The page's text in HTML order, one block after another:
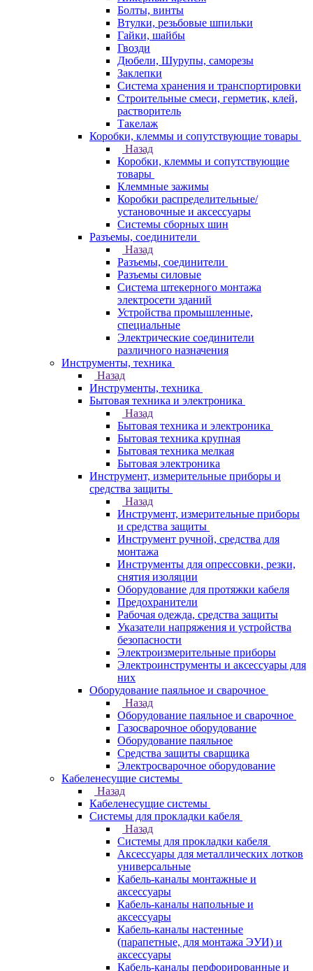
Болты, винты
Втулки, резьбовые шпильки
Гайки, шайбы
Гвозди
Дюбели, Шурупы, саморезы
Заклепки
Система хранения и транспортировки
Строительные смеси, герметик, клей,
растворитель
Такелаж
Коробки, клеммы и сопутствующие товары
Назад
Коробки, клеммы и сопутствующие
товары
Клеммные зажимы
Коробки распределительные/
установочные и аксессуары
Системы сборных шин
Разъемы, соединители
Назад
Разъемы, соединители
Разъемы силовые
Система штекерного монтажа
электросети зданий
Устройства промышленные,
специальные
Электрические соединители
различного назначения
Инструменты, техника
Назад
Инструменты, техника
Бытовая техника и электроника
Назад
Бытовая техника и электроника
Бытовая техника крупная
Бытовая техника мелкая
Бытовая электроника
Инструмент, измерительные приборы и
средства защиты
Назад
Инструмент, измерительные приборы
и средства защиты
Инструмент ручной, средства для
монтажа
Инструменты для опрессовки, резки,
снятия изоляции
Оборудование для протяжки кабеля
Предохранители
Рабочая одежда, средства защиты
Указатели напряжения и устройства
безопасности
Электроизмерительные приборы
Электроинструменты и аксессуары для
них
Оборудование паяльное и сварочное
Назад
Оборудование паяльное и сварочное
Газосварочное оборудование
Оборудование паяльное
Средства защиты сварщика
Электросварочное оборудование
Кабеленесущие системы
Назад
Кабеленесущие системы
Системы для прокладки кабеля
Назад
Системы для прокладки кабеля
Аксессуары для металлических лотков
универсальные
Кабель-каналы монтажные и
аксессуары
Кабель-каналы напольные и
аксессуары
Кабель-каналы настенные
(парапетные, для монтажа ЭУИ) и
аксессуары
Кабель-каналы перфорированные и